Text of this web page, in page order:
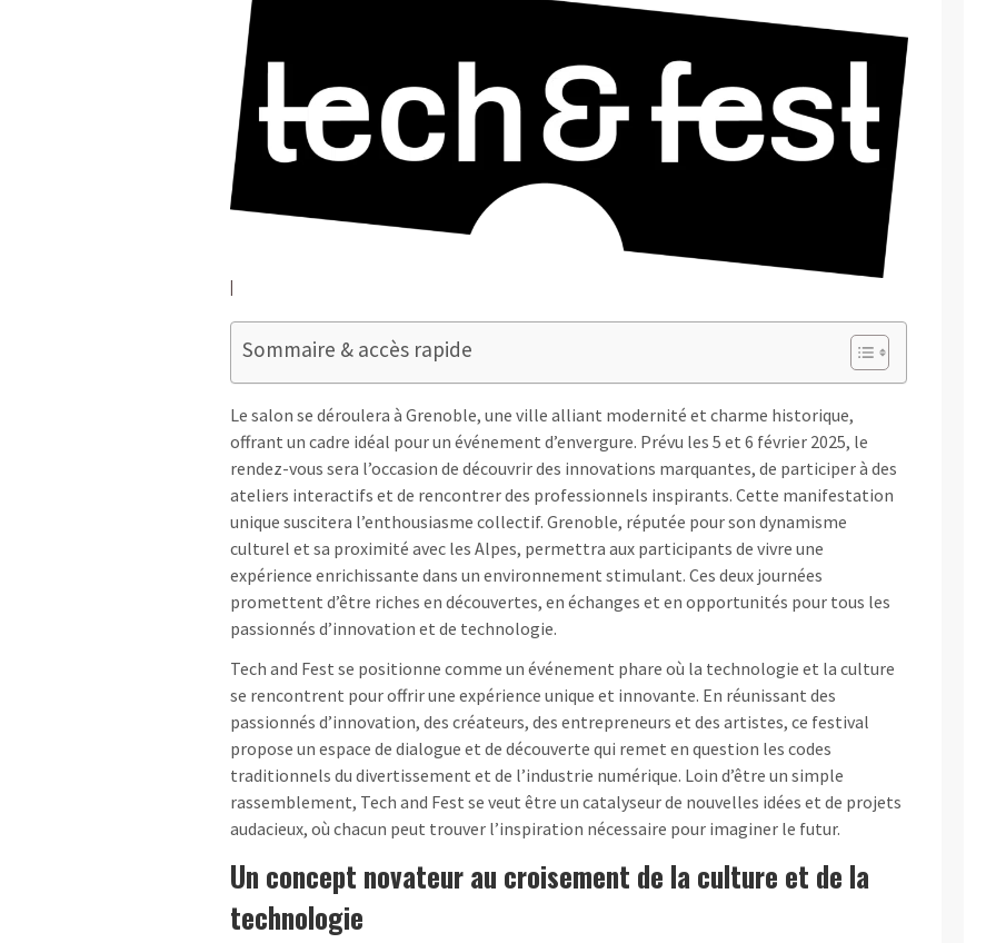
Sommaire & accès rapide
Le salon se déroulera à Grenoble, une ville alliant modernité et charme historique,
offrant un cadre idéal pour un événement d’envergure. Prévu les 5 et 6 février 2025, le
rendez-vous sera l’occasion de découvrir des innovations marquantes, de participer à des
ateliers interactifs et de rencontrer des professionnels inspirants. Cette manifestation
unique suscitera l’enthousiasme collectif. Grenoble, réputée pour son dynamisme
culturel et sa proximité avec les Alpes, permettra aux participants de vivre une
expérience enrichissante dans un environnement stimulant. Ces deux journées
promettent d’être riches en découvertes, en échanges et en opportunités pour tous les
passionnés d’innovation et de technologie.
Tech and Fest se positionne comme un événement phare où la technologie et la culture
se rencontrent pour offrir une expérience unique et innovante. En réunissant des
passionnés d’innovation, des créateurs, des entrepreneurs et des artistes, ce festival
propose un espace de dialogue et de découverte qui remet en question les codes
traditionnels du divertissement et de l’industrie numérique. Loin d’être un simple
rassemblement, Tech and Fest se veut être un catalyseur de nouvelles idées et de projets
audacieux, où chacun peut trouver l’inspiration nécessaire pour imaginer le futur.
Un concept novateur au croisement de la culture et de la
technologie